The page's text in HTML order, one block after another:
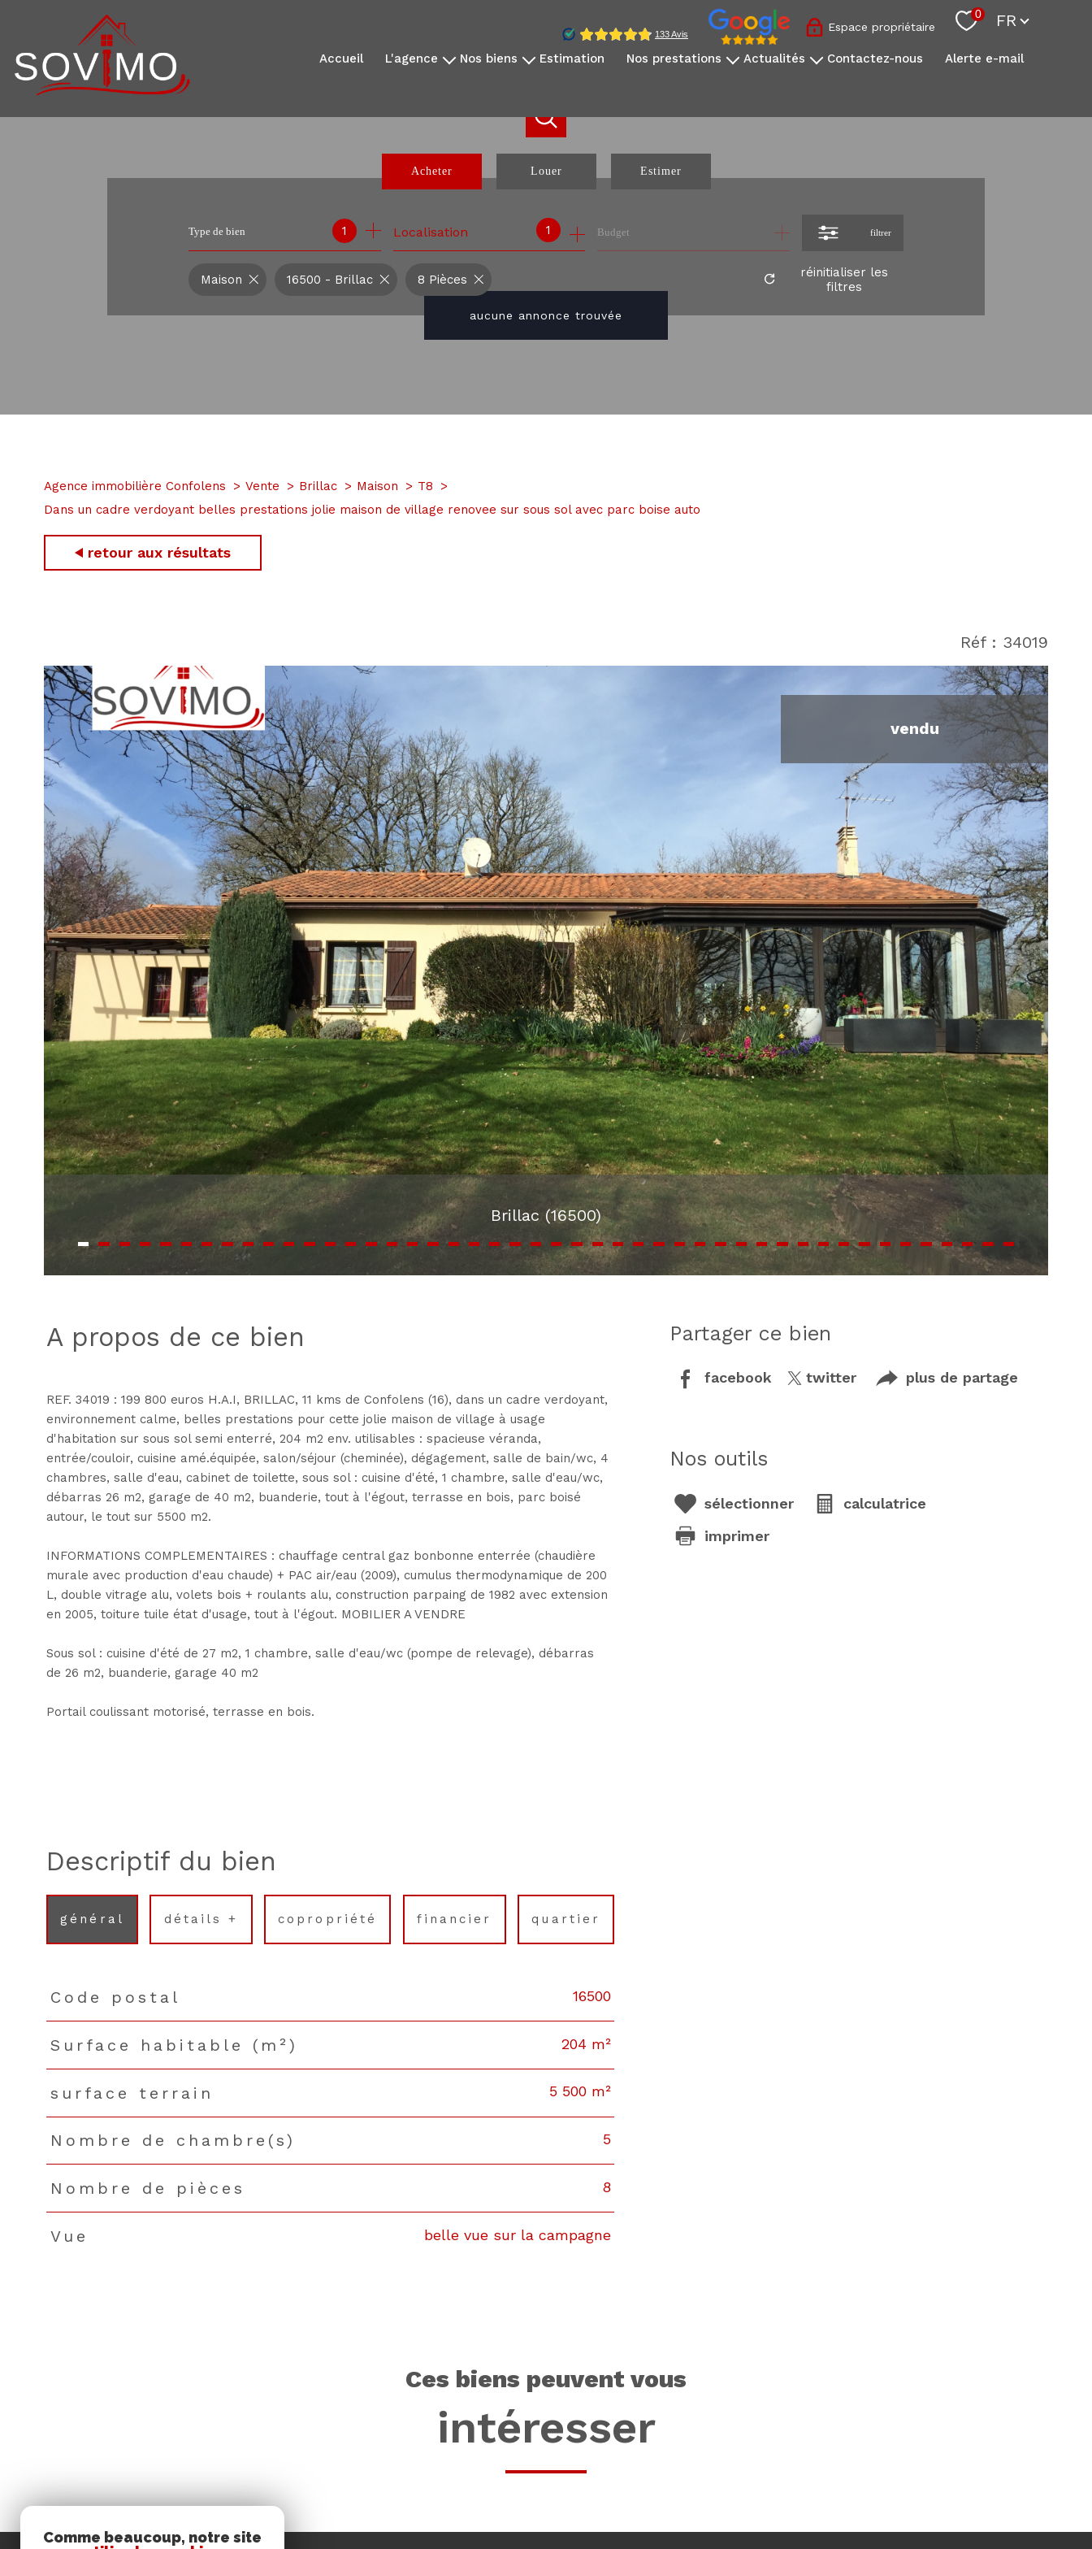
Espace propriétaire
0 FR
accueil l'agence nos biens
nos exclusivités
estimation nos prestations actualités contactez-nous alerte e-mail
Acheter Louer
à l'année
de l'immo pro
Estimer
Type de bien 1 1
Localisation Budget filtrer
aucune annonce trouvée
Maison 16500 - Brillac 8 Pièces
réinitialiser les
filtres
Agence immobilière Confolens Vente Brillac Maison
T8
Dans un cadre verdoyant belles prestations jolie maison de village renovee sur sous sol avec parc boise auto
retour aux résultats
Réf : 34019
vendu
Brillac (16500)
a propos de ce bien
REF. 34019 : 199 800 euros H.A.I, BRILLAC, 11 kms de Confolens (16), dans un cadre verdoyant,
environnement calme, belles prestations pour cette jolie maison de village à usage
d'habitation sur sous sol semi enterré, 204 m2 env. utilisables : spacieuse véranda,
entrée/couloir, cuisine amé.équipée, salon/séjour (cheminée), dégagement, salle de bain/wc, 4
chambres, salle d'eau, cabinet de toilette, sous sol : cuisine d'été, 1 chambre, salle d'eau/wc,
débarras 26 m2, garage de 40 m2, buanderie, tout à l'égout, terrasse en bois, parc boisé
autour, le tout sur 5500 m2.
INFORMATIONS COMPLEMENTAIRES : chauffage central gaz bonbonne enterrée (chaudière
murale avec production d'eau chaude) + PAC air/eau (2009), cumulus thermodynamique de 200
L, double vitrage alu, volets bois + roulants alu, construction parpaing de 1982 avec extension
en 2005, toiture tuile état d'usage, tout à l'égout. MOBILIER A VENDRE
Sous sol : cuisine d'été de 27 m2, 1 chambre, salle d'eau/wc (pompe de relevage), débarras
de 26 m2, buanderie, garage 40 m2
Portail coulissant motorisé, terrasse en bois.
partager ce bien
facebook twitter plus de partage
nos outils
sélectionner
calculatrice
imprimer
descriptif du bien
général détails + copropriété financier quartier
TRAD_PAMPERO_Caracteristique
Code postal 16500
Surface habitable (m²) 204 m²
surface terrain 5 500 m²
Nombre de chambre(s) 5
Nombre de pièces 8
Vue belle vue sur la campagne
ces biens peuvent vous
intéresser
Comme beaucoup, notre site